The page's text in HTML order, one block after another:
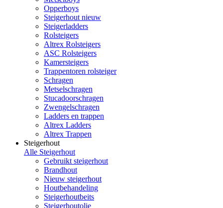
Opperboys
Steigerhout nieuw
Steigerladders
Rolsteigers
Altrex Rolsteigers
ASC Rolsteigers
Kamersteigers
Trappentoren rolsteiger
Schragen
Metselschragen
Stucadoorschragen
Zwengelschragen
Ladders en trappen
Altrex Ladders
Altrex Trappen
Steigerhout
Alle Steigerhout
Gebruikt steigerhout
Brandhout
Nieuw steigerhout
Houtbehandeling
Steigerhoutbeits
Steigerhoutolie